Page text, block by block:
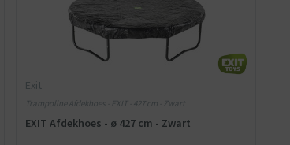
Exit
Trampoline Afdekhoes - EXIT - 427 cm - Zwart
EXIT Afdekhoes - ø 427 cm - Zwart